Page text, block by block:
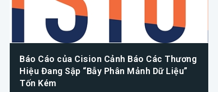
Báo Cáo của Cision Cảnh Báo Các Thương
Hiệu Đang Sập “Bẫy Phân Mảnh Dữ Liệu”
Tốn Kém